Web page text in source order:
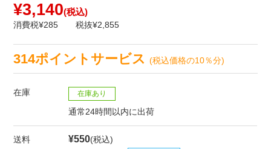
¥3,140(税込)
消費税¥285 税抜¥2,855
314ポイントサービス(税込価格の10％分)
在庫 在庫あり
通常24時間以内に出荷
送料 ¥550(税込)